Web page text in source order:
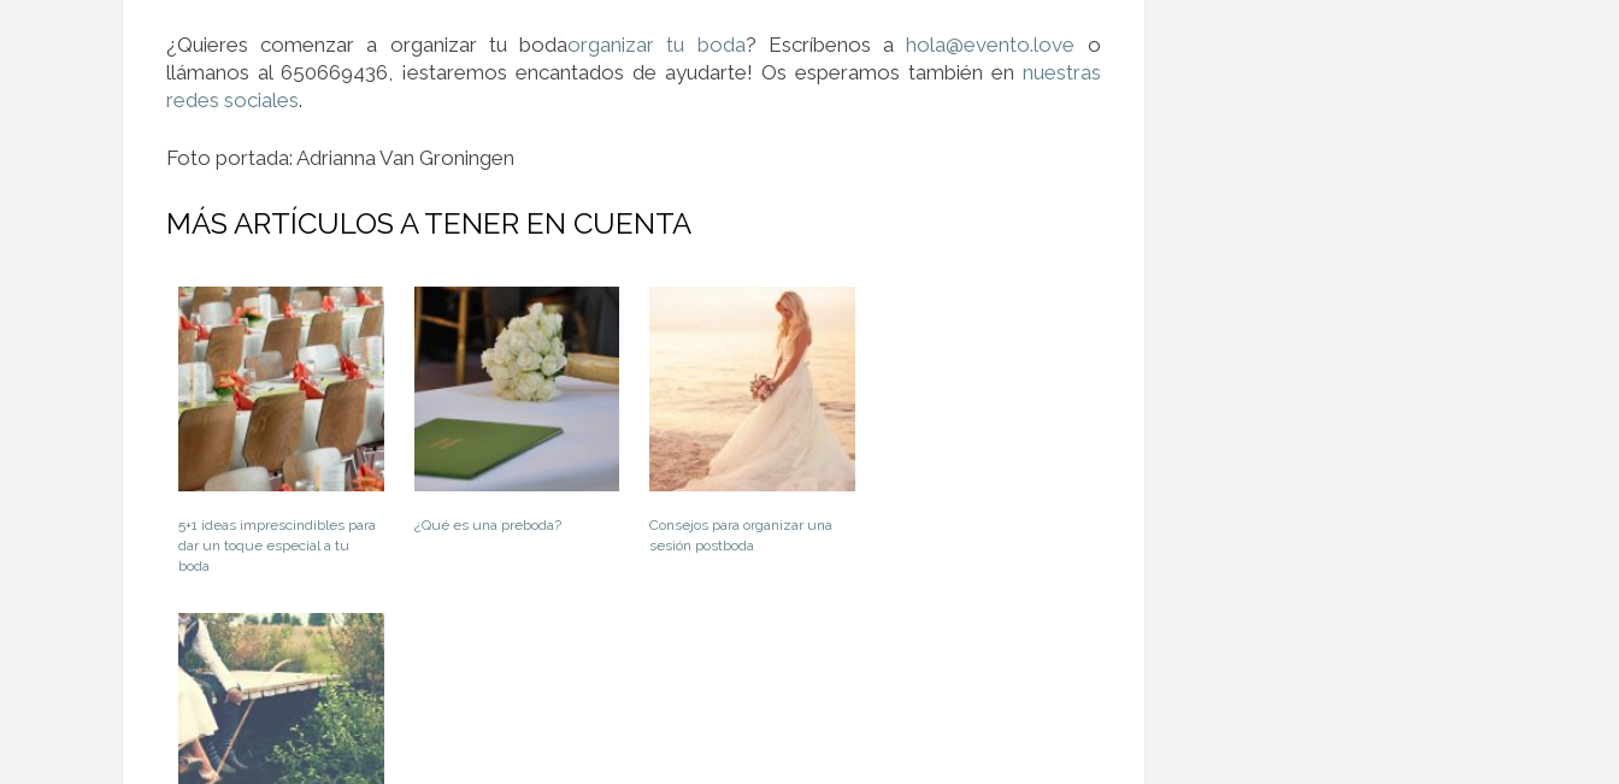
¿Quieres comenzar a organizar tu bodaorganizar tu boda? Escríbenos ahola@evento.love o
llámanos al 650669436, ¡estaremos encantados de ayudarte! Os esperamos también en nuestras
redes sociales.
Foto portada: Adrianna Van Groningen
MÁS ARTÍCULOS A TENER EN CUENTA
5+1 ideas imprescindibles para
dar un toque especial a tu
boda
¿Qué es una preboda?
Consejos para organizar una
sesión postboda